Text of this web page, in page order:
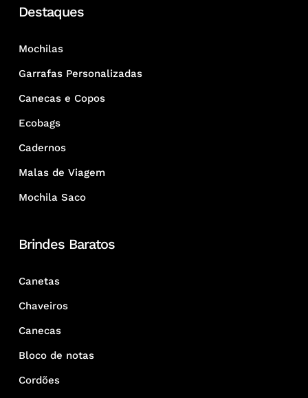
Destaques
Mochilas
Garrafas Personalizadas
Canecas e Copos
Ecobags
Cadernos
Malas de Viagem
Mochila Saco
Brindes Baratos
Canetas
Chaveiros
Canecas
Bloco de notas
Cordões